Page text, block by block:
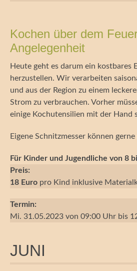
Kochen über dem
Angelegenheit
Heute geht es darum ein kostbares
herzustellen. Wir verarbeiten
und aus der Region zu einem
Strom zu verbrauchen. Vorher
einige Kochutensilien mit der Hand
Eigene Schnitzmesser können
Für Kinder und Jugendliche von 8
Preis:
18 Euro pro Kind inklusive
Termin:
Mi. 31.05.2023 von 09:00 Uhr bis
JUNI